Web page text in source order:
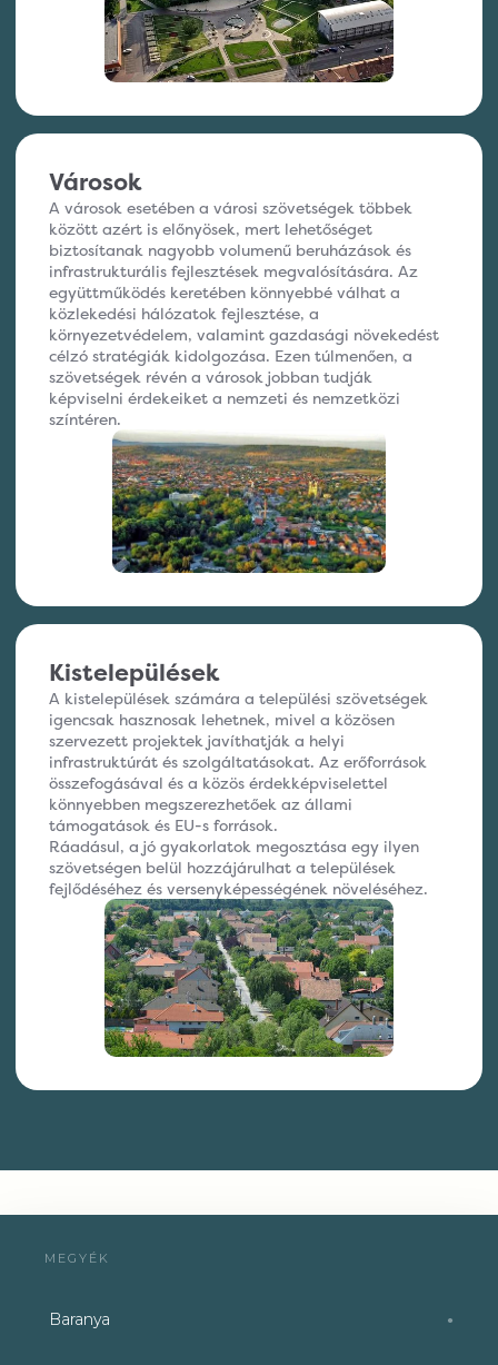
Városok
A városok esetében a városi szövetségek többek
között azért is előnyösek, mert lehetőséget
biztosítanak nagyobb volumenű beruházások és
infrastrukturális fejlesztések megvalósítására. Az
együttműködés keretében könnyebbé válhat a
közlekedési hálózatok fejlesztése, a
környezetvédelem, valamint gazdasági növekedést
célzó stratégiák kidolgozása. Ezen túlmenően, a
szövetségek révén a városok jobban tudják
képviselni érdekeiket a nemzeti és nemzetközi
színtéren.
Kistelepülések
A kistelepülések számára a települési szövetségek
igencsak hasznosak lehetnek, mivel a közösen
szervezett projektek javíthatják a helyi
infrastruktúrát és szolgáltatásokat. Az erőforrások
összefogásával és a közös érdekképviselettel
könnyebben megszerezhetőek az állami
támogatások és EU-s források.
Ráadásul, a jó gyakorlatok megosztása egy ilyen
szövetségen belül hozzájárulhat a települések
fejlődéséhez és versenyképességének növeléséhez.
MEGYÉK
Baranya ●